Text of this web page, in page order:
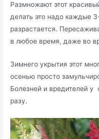
Размножают этот
делать это надо каждые
разрастается.
в любое время, даже во
Зимнего укрытия этот
осенью просто
Болезней и вредителей у
разу.